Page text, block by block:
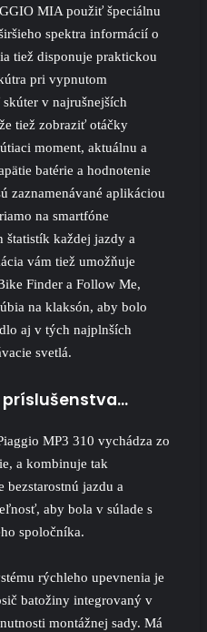
MIA použiť špeciálnu
spektra informácií o
tiež disponuje praktickou
pri vypnutom
v najrušnejších
tiež zobraziť otáčky
moment, aktuálnu a
batérie a hodnotenie
zaznamenávané aplikáciou
na smartfóne
každej jazdy a
vám tiež umožňuje
Finder a Follow Me,
na klaksón, aby bolo
aj v tých najplnších
svetlá.
príslušenstva…
MP3 310 vychádza zo
a kombinuje tak
bezstarostnú jazdu a
aby bola v súlade s
spoločníka.
rýchleho upevnenia je
batožiny integrovaný v
montážnej sady. Má